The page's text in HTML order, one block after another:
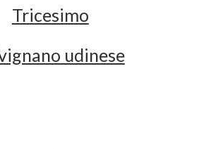
Tricesimo
udinese